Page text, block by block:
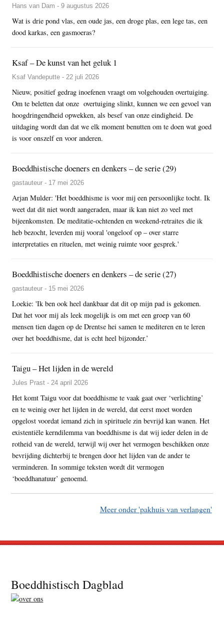
Hans van Dam - 9 augustus 2026
Wat is drie pond vlas, een oude jas, een droge plas, een lege tas, een
dood karkas, een gasmoeras?
Ksaf – De kunst van het geluk 1
Ksaf Vandeputte - 22 juli 2026
Nieuw, positief gedrag inoefenen vraagt om volgehouden overtuiging.
Om te beletten dat onze overtuiging slinkt, kunnen we een gevoel van
hoogdringendheid opwekken, als besef van onze eindigheid. De
uitdaging wordt dan dat we elk moment benutten om te doen wat goed
is voor onszelf en voor anderen.
Boeddhistische doeners en denkers – de serie (29)
gastauteur - 17 mei 2026
Arjan Mulder: 'Het boeddhisme is voor mij een persoonlijke tocht. Ik
weet dat dit niet wordt aangeraden, maar ik kan niet zo veel met
bijeenkomsten. De meditatie-ochtenden en weekend-retraites die ik
heb bezocht, leverden mij vooral 'ongeloof op – over starre
interpretaties en rituelen, met weinig ruimte voor gesprek.'
Boeddhistische doeners en denkers – de serie (27)
gastauteur - 15 mei 2026
Loekie: 'Ik ben ook heel dankbaar dat dit op mijn pad is gekomen.
Dat het voor mij als leek mogelijk is om met een groep van 60
mensen tien dagen op de Drentse hei samen te mediteren en te leren
over het boeddhisme, dat is echt heel bijzonder.’
Taigu – Het lijden in de wereld
Jules Prast - 24 april 2026
Het komt Taigu voor dat boeddhisme te vaak gaat over ‘verlichting’
en te weinig over het lijden in de wereld, dat eerst moet worden
opgelost voordat iemand zich in spirituele zin bevrijd kan wanen. Het
existentiële kerndilemma van boeddhisme is dat wij ieder delen in de
rotheid van de wereld, terwijl wij over het vermogen beschikken onze
bevrijding dichterbij te brengen door het lijden van de ander te
verminderen. In sommige teksten wordt dit vermogen
‘boeddhanatuur’ genoemd.
Meer onder 'pakhuis van verlangen'
Footer
Boeddhistisch Dagblad